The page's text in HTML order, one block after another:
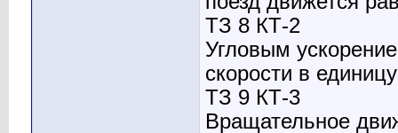
ТЗ 8 КТ-2
Угловым
скорости в
ТЗ 9 КТ-3
Вращательное